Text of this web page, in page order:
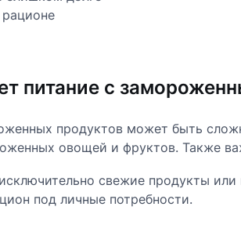
питание с
продуктов может быть
овощей и фруктов. Также
свежие продукты
под личные потребности.